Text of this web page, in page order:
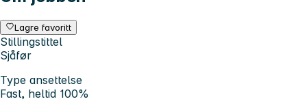
Lagre favoritt
Stillingstittel
Sjåfør
Type ansettelse
Fast, heltid 100%